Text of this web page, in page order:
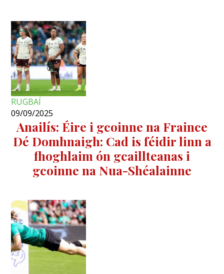
RUGBAÍ
09/09/2025
Anailís: Éire i gcoinne na Fraince
Dé Domhnaigh: Cad is féidir linn a
fhoghlaim ón gcaillteanas i
gcoinne na Nua-Shéalainne